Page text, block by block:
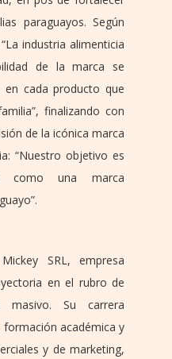
paraguayos. Según
industria alimenticia
de la marca se
cada producto que
finalizando con
de la icónica marca
“Nuestro objetivo es
como una marca
SRL, empresa
en el rubro de
masivo. Su carrera
académica y
y de marketing,